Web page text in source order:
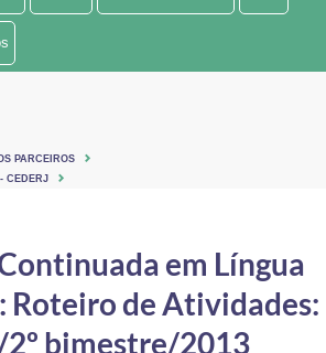
e dos Direitos Humanos
PARCEIROS
CEDERJ
em Língua
Roteiro de Atividades:
2º bimestre/2013